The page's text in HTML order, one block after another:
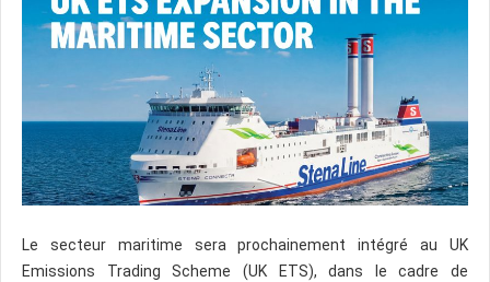
Le secteur maritime sera prochainement intégré au UK
Emissions Trading Scheme (UK ETS), dans le cadre de